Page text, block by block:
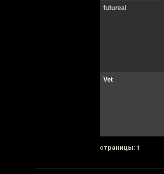
futureal
Vet
cтраницы: 1